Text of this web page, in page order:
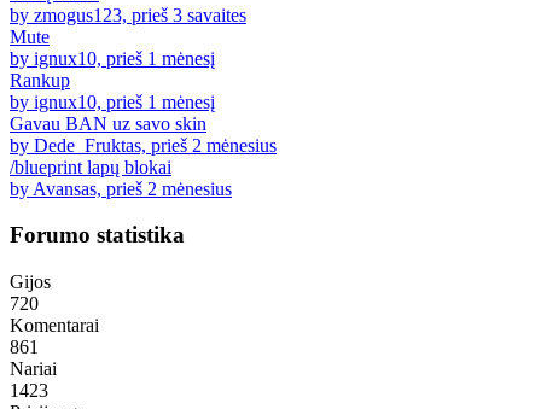
by zmogus123, prieš 3 savaites
Mute
by ignux10, prieš 1 mėnesį
Rankup
by ignux10, prieš 1 mėnesį
Gavau BAN uz savo skin
by Dede_Fruktas, prieš 2 mėnesius
/blueprint lapų blokai
by Avansas, prieš 2 mėnesius
Forumo statistika
Gijos
720
Komentarai
861
Nariai
1423